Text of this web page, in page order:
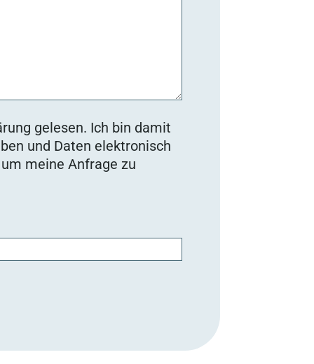
gelesen. Ich bin damit
und Daten elektronisch
meine Anfrage zu